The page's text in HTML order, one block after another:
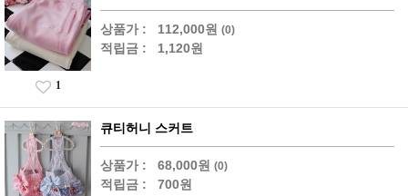
상품가 : 112,000원 (0)
적립금 : 1,120원
1
큐티허니 스커트
상품가 : 68,000원 (0)
적립금 : 700원